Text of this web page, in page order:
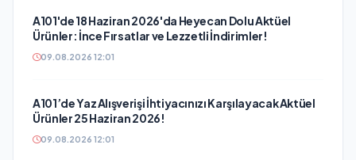
A101'de 18 Haziran 2026'da Heyecan Dolu Aktüel
Ürünler: İnce Fırsatlar ve Lezzetli İndirimler!
09.08.2026 12:01
A101’de Yaz Alışverişi İhtiyacınızı Karşılayacak Aktüel
Ürünler 25 Haziran 2026!
09.08.2026 12:01